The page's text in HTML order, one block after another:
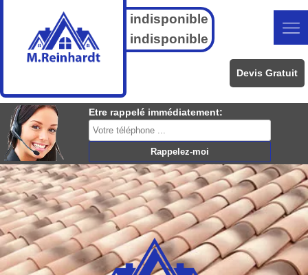
indisponible
indisponible
Devis Gratuit
Etre rappelé immédiatement: